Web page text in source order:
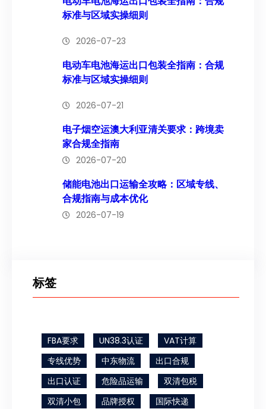
标准与区域实操细则
2026-07-23
电动车电池海运出口包装全指南：合规
标准与区域实操细则
2026-07-21
电子烟空运澳大利亚清关要求：跨境卖
家合规全指南
2026-07-20
储能电池出口运输全攻略：区域专线、
合规指南与成本优化
2026-07-19
标签
FBA要求 UN38.3认证
VAT计算
专线优势
中东物流
出口合规
出口认证
危险品运输
双清包税
双清小包
品牌授权 国际快递